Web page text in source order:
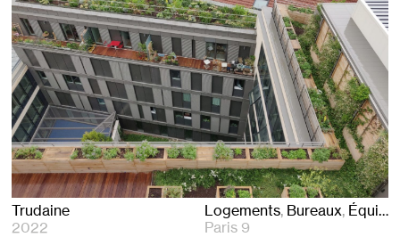
Trudaine
2022
Logements Bureaux Équipements
Paris 9